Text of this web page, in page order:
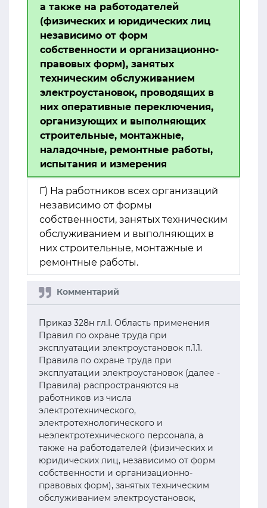
а также на работодателей
(физических и юридических лиц
независимо от форм
собственности и организационно-
правовых форм), занятых
техническим обслуживанием
электроустановок, проводящих в
них оперативные переключения,
организующих и выполняющих
строительные, монтажные,
наладочные, ремонтные работы,
испытания и измерения
Г) На работников всех организаций
независимо от формы
собственности, занятых техническим
обслуживанием и выполняющих в
них строительные, монтажные и
ремонтные работы.
Приказ 328н гл.I. Область применения
Правил по охране труда при
эксплуатации электроустановок п.1.1.
Правила по охране труда при
эксплуатации электроустановок (далее -
Правила) распространяются на
работников из числа
электротехнического,
электротехнологического и
неэлектротехнического персонала, а
также на работодателей (физических и
юридических лиц, независимо от форм
собственности и организационно-
правовых форм), занятых техническим
обслуживанием электроустановок,